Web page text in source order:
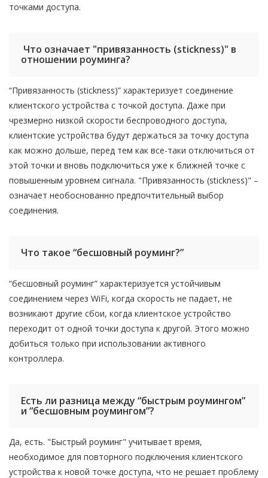
точками доступа.
Что означает "привязанность (stickness)" в
отношении роуминга?
“Привязанность (stickness)” характеризует соединение
клиентского устройства с точкой доступа. Даже при
чрезмерно низкой скорости беспроводного доступа,
клиентские устройства будут держаться за точку доступа
как можно дольше, перед тем как все-таки отключиться от
этой точки и вновь подключиться уже к ближней точке с
повышенным уровнем сигнала. "Привязанность (stickness)" –
означает необоснованно предпочтительный выбор
соединения.
Что такое “бесшовный роуминг?”
“бесшовный роуминг” характеризуется устойчивым
соединением через WiFi, когда скорость не падает, не
возникают другие сбои, когда клиентское устройство
переходит от одной точки доступа к другой. Этого можно
добиться только при использовании активного
контроллера.
Есть ли разница между “быстрым роумингом”
и “бесшовным роумингом”?
Да, есть. "Быстрый роуминг" учитывает время,
необходимое для повторного подключения клиентского
устройства к новой точке доступа, что не решает проблему